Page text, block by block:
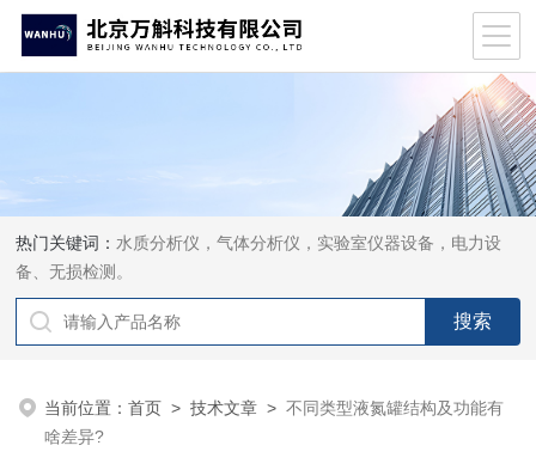
热门关键词： 水质分析仪，气体分析仪，实验室仪器设备，电力设
备、无损检测。
当前位置：首页 >技术文章 >不同类型液氮罐结构及功能有
啥差异?